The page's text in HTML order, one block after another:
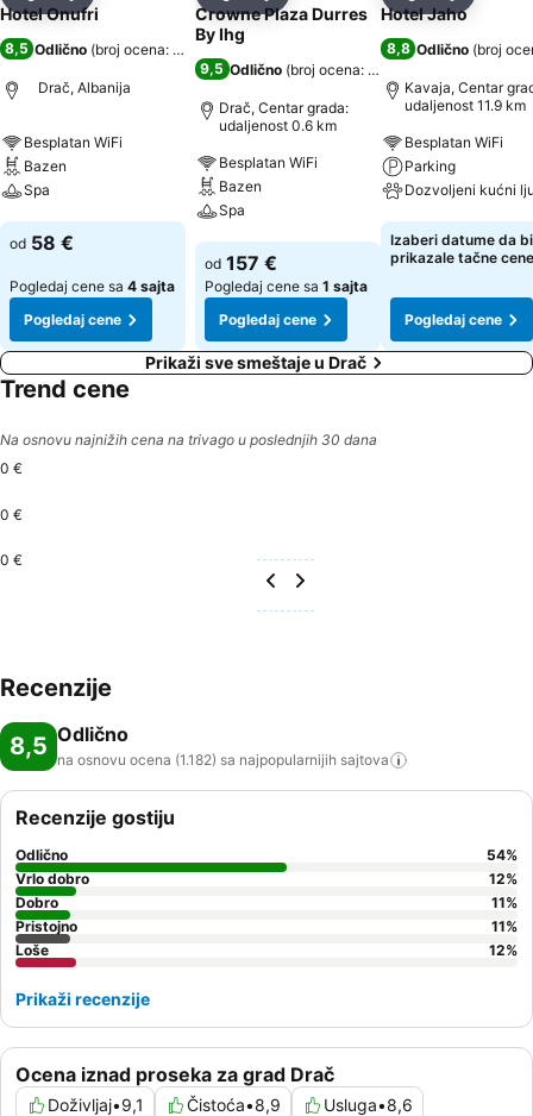
Hotel Onufri
8,5 Odlično (broj ocena: 1.182 )
Drač, Albanija
Besplatan WiFi
Bazen
Spa
Pogledaj cene
od 58 €
Pogledaj cene sa 4 sajta
Pogledaj cene
Crowne Plaza Durres
By Ihg
9,5 Odlično (broj ocena: 476
Drač, Centar grada:
udaljenost 0.6 km
Besplatan WiFi
Bazen
Spa
Pogledaj cene
od 157 €
Pogledaj cene sa 1 sajta
Pogledaj cene
Hotel Jaho
8,8 Odlično (broj
Kavaja, Centar
udaljenost 11.9 km
Besplatan WiFi
Parking
Pogledaj cene
Izaberi datume da
prikazale tačne cene
Pogledaj cene
Prikaži sve smeštaje u Drač
Trend cene
Na osnovu najnižih cena na trivago u poslednjih 30 dana
0 €
0 €
0 €
Recenzije
8,5 Odlično
na osnovu ocena (1.182) sa najpopularnijih sajtova
Ocena iznad proseka za grad Drač
Doživljaj•9,1 Čistoća•8,9 Usluga•8,6
Recenzije gostiju
Odlično 54%
Vrlo dobro
12%
Dobro
11%
Pristojno
11%
Loše
12%
Prikaži recenzije